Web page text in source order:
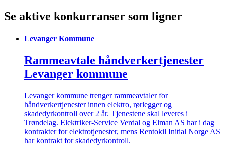
Se aktive konkurranser som ligner
Levanger Kommune
Rammeavtale håndverkertjenester
Levanger kommune
Levanger kommune trenger rammeavtaler for
håndverkertjenester innen elektro, rørlegger og
skadedyrkontroll over 2 år. Tjenestene skal leveres i
Trøndelag. Elektriker-Service Verdal og Elman AS har i dag
kontrakter for elektrotjenester, mens Rentokil Initial Norge AS
har kontrakt for skadedyrkontroll.